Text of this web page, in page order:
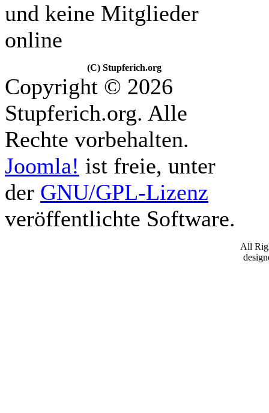
und keine Mitglieder
online
(C) Stupferich.org
Copyright © 2026
Stupferich.org. Alle
Rechte vorbehalten.
Joomla! ist freie, unter
der GNU/GPL-Lizenz
veröffentlichte Software.
All